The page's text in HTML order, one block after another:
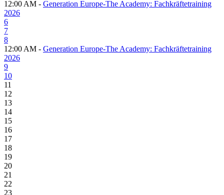
12:00 AM - Generation Europe-The Academy: Fachkräftetraining
2026
6
7
8
12:00 AM - Generation Europe-The Academy: Fachkräftetraining
2026
9
10
11
12
13
14
15
16
17
18
19
20
21
22
23